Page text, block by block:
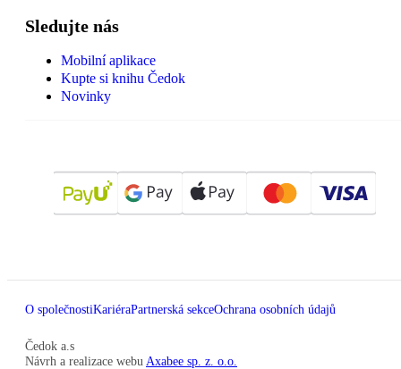
Sledujte nás
Mobilní aplikace
Kupte si knihu Čedok
Novinky
O společnostiKariéraPartnerská sekceOchrana osobních údajů
Čedok a.s
Návrh a realizace webu Axabee sp. z. o.o.